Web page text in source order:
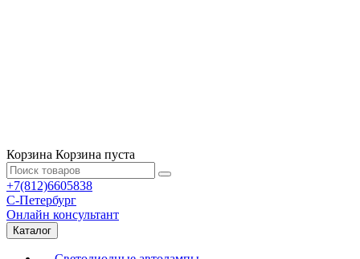
Корзина Корзина пуста
+7(812)6605838
С-Петербург
Онлайн консультант
Каталог